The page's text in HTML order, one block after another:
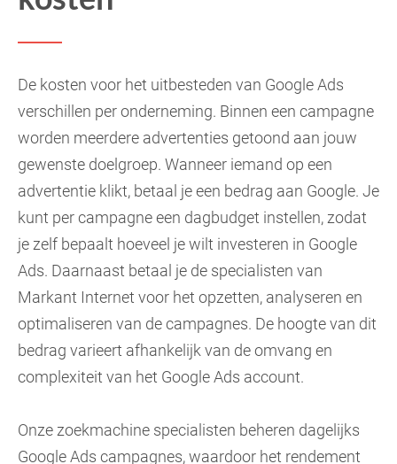
De kosten voor het uitbesteden van Google Ads
verschillen per onderneming. Binnen een campagne
worden meerdere advertenties getoond aan jouw
gewenste doelgroep. Wanneer iemand op een
advertentie klikt, betaal je een bedrag aan Google. Je
kunt per campagne een dagbudget instellen, zodat
je zelf bepaalt hoeveel je wilt investeren in Google
Ads. Daarnaast betaal je de specialisten van
Markant Internet voor het opzetten, analyseren en
optimaliseren van de campagnes. De hoogte van dit
bedrag varieert afhankelijk van de omvang en
complexiteit van het Google Ads account.
Onze zoekmachine specialisten beheren dagelijks
Google Ads campagnes, waardoor het rendement